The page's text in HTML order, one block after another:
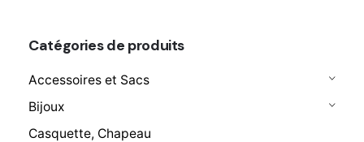
Catégories de produits
Accessoires et Sacs
Bijoux
Casquette, Chapeau